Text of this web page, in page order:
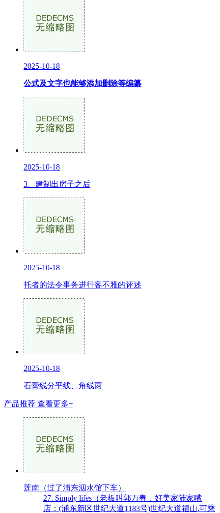
2025-10-18
公式及文字也能够添加删除等编纂
2025-10-18
3、建制出房子之后
2025-10-18
托者的法令事务进行客不雅的评述
2025-10-18
石膏线分平线、角线两
产品推荐 查看更多+
莲南（过了浦东泅水馆下车）
27. Simply lifes（老板叫郭万春，好美家陆家嘴
店：(浦东新区世纪大道1183号)世纪大道福山.可乘